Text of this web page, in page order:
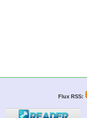
Flux RSS: